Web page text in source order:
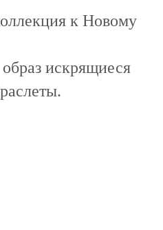
к Новому
искрящиеся